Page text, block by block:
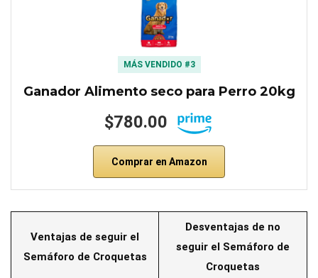
MÁS VENDIDO #3
Ganador Alimento seco para Perro 20kg
$780.00
Comprar en Amazon
Ventajas de seguir el
Semáforo de Croquetas
Desventajas de no
seguir el Semáforo de
Croquetas